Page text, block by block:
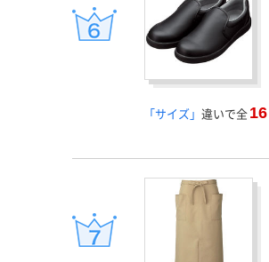
「サイズ」 違いで全 16